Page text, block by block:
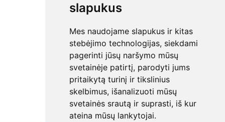
slapukus
Mes naudojame slapukus ir kitas
stebėjimo technologijas, siekdami
pagerinti jūsų naršymo mūsų
svetainėje patirtį, parodyti jums
pritaikytą turinį ir tikslinius
skelbimus, išanalizuoti mūsų
svetainės srautą ir suprasti, iš kur
ateina mūsų lankytojai.